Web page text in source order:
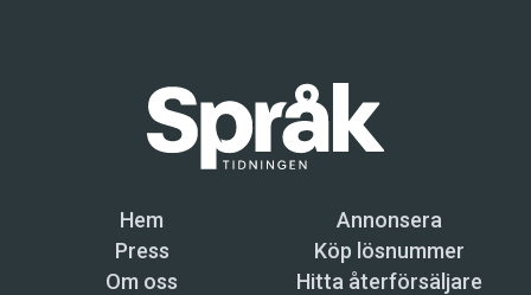
Hem
Annonsera
Press
Köp lösnummer
Om oss
Hitta återförsäljare